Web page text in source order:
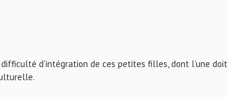
d’intégration de ces petites filles, dont l’une doit